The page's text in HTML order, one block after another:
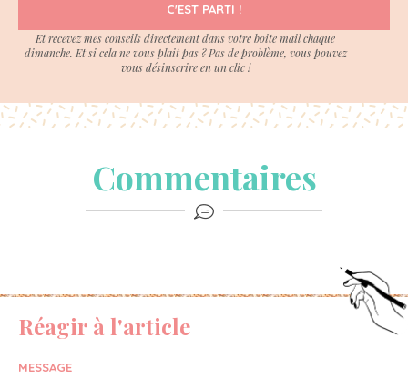
C'EST PARTI !
Et recevez mes conseils directement dans votre boite mail chaque
dimanche. Et si cela ne vous plait pas ? Pas de problème, vous pouvez
vous désinscrire en un clic !
Commentaires
Réagir à l'article
MESSAGE